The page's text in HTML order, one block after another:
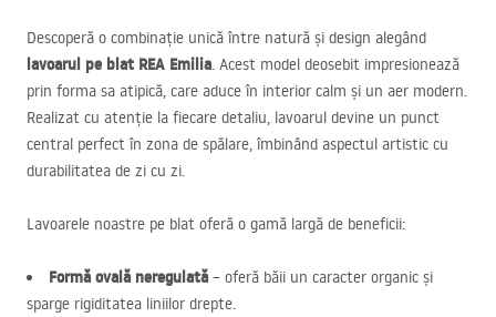
Descoperă o combinație unică între natură și design alegând
lavoarul pe blat REA Emilia. Acest model deosebit impresionează
prin forma sa atipică, care aduce în interior calm și un aer modern.
Realizat cu atenție la fiecare detaliu, lavoarul devine un punct
central perfect în zona de spălare, îmbinând aspectul artistic cu
durabilitatea de zi cu zi.
Lavoarele noastre pe blat oferă o gamă largă de beneficii:
Formă ovală neregulată – oferă băii un caracter organic și
sparge rigiditatea liniilor drepte.